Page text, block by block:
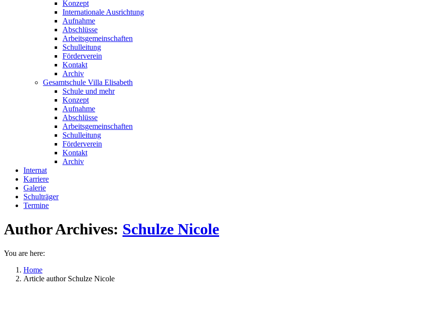
Konzept
Internationale Ausrichtung
Aufnahme
Abschlüsse
Arbeitsgemeinschaften
Schulleitung
Förderverein
Kontakt
Archiv
Gesamtschule Villa Elisabeth
Schule und mehr
Konzept
Aufnahme
Abschlüsse
Arbeitsgemeinschaften
Schulleitung
Förderverein
Kontakt
Archiv
Internat
Karriere
Galerie
Schulträger
Termine
Author Archives: Schulze Nicole
You are here:
Home
Article author Schulze Nicole